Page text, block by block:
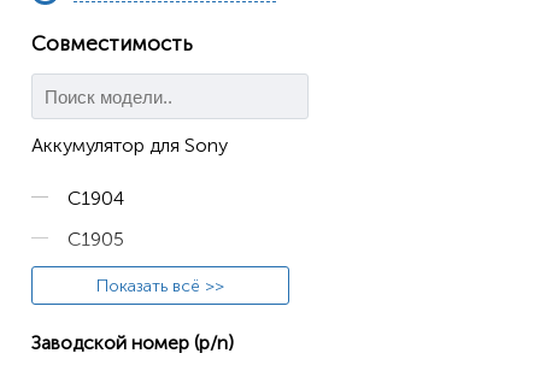
Совместимость
Аккумулятор для Sony
C1904
C1905
C2004
Показать всё >>
Заводской номер (p/n)